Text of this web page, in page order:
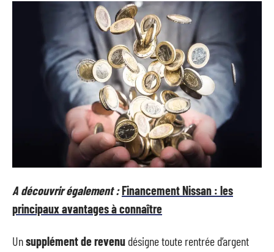
A découvrir également :Financement Nissan : les
principaux avantages à connaître
Unsupplément de revenu désigne toute rentrée d’argent